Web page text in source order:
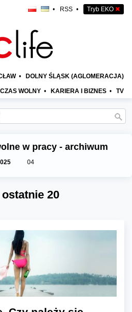
• RSS • Tryb EKO ✖
• DOLNY ŚLĄSK (AGLOMERACJA)
CZAS WOLNY • KARIERA I BIZNES • TV
w pracy - archiwum
04
20